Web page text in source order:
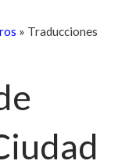
» Traducciones